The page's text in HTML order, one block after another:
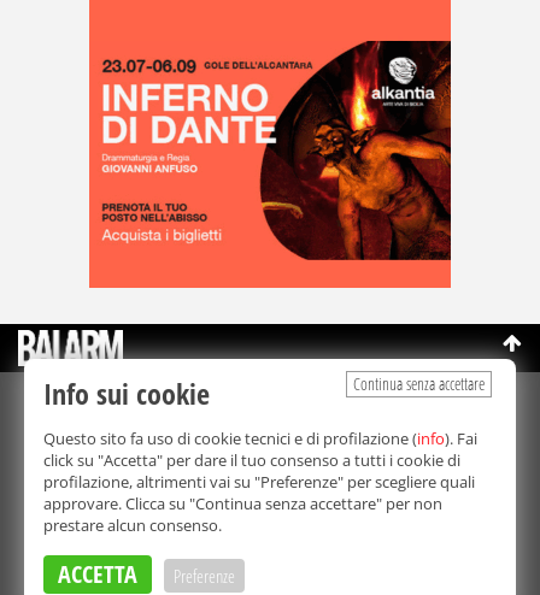
©Copyright 2003-2026
Bmedia Srl- P.IVA 07064240828
La riproduzione totale o parziale di tutti i contenuti, in qualunque
forma, su qualsiasi supporto è proibita.
Balarm.it è una testata giornalistica registrata. Autorizzazione del
Tribunale di Palermo n° 32 del 21/10/2003
Direttore responsabile:
Continua senza accettare
Info sui cookie
Questo sito fa uso di cookie tecnici e di profilazione (info). Fai
click su "Accetta" per dare il tuo consenso a tutti i cookie di
profilazione, altrimenti vai su "Preferenze" per scegliere quali
approvare. Clicca su "Continua senza accettare" per non
prestare alcun consenso.
ACCETTA Preferenze